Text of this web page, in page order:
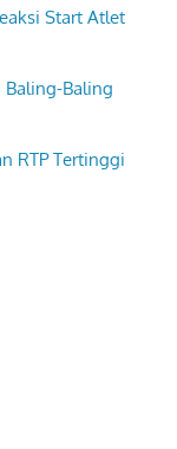
Start Atlet
Baling-Baling
RTP Tertinggi